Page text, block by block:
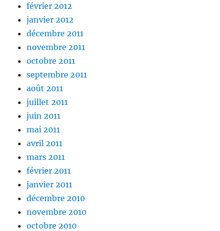
février 2012
janvier 2012
décembre 2011
novembre 2011
octobre 2011
septembre 2011
août 2011
juillet 2011
juin 2011
mai 2011
avril 2011
mars 2011
février 2011
janvier 2011
décembre 2010
novembre 2010
octobre 2010